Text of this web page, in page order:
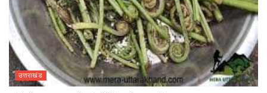
उत्तराखंड